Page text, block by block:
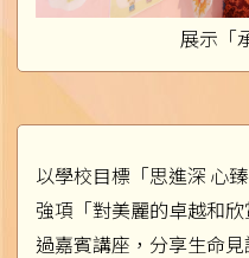
展示「
以學校目標「思進深 心
強項「對美麗的卓越和
過嘉賓講座，分享生命